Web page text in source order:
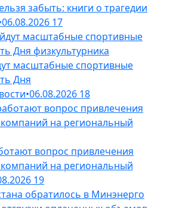
забыть: книги о трагедии
06.08.2026 17
масштабные спортивные
Дня
•06.08.2026 18
вопрос привлечения
на региональный
19